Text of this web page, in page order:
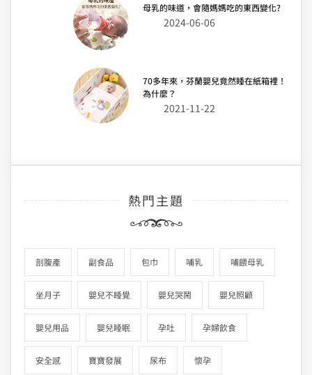
母乳的味道，會隨媽媽吃的東西變化?
2024-06-06
70多年來，芬蘭嬰兒竟然睡在紙箱裡！
為什麼？
2021-11-22
熱門主題
剖腹產 副食品 包巾 哺乳 哺餵母乳
坐月子 嬰兒不睡覺 嬰兒哭鬧 嬰兒照顧
嬰兒用品 嬰兒睡眠 孕吐 孕婦飲食
安全感 寶寶發展 尿布 懷孕